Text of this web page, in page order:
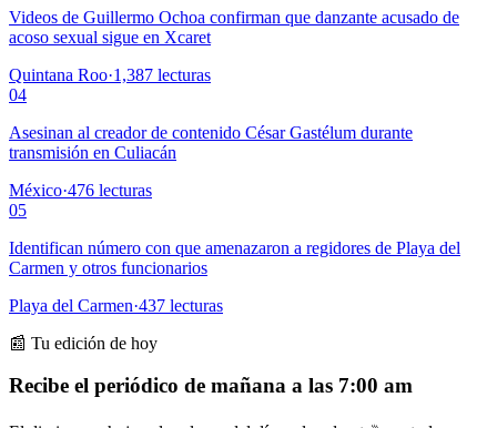
Videos de Guillermo Ochoa confirman que danzante acusado de
acoso sexual sigue en Xcaret
Quintana Roo·1,387 lecturas
04
Asesinan al creador de contenido César Gastélum durante
transmisión en Culiacán
México·476 lecturas
05
Identifican número con que amenazaron a regidores de Playa del
Carmen y otros funcionarios
Playa del Carmen·437 lecturas
📰 Tu edición de hoy
Recibe el periódico de mañana a las 7:00 am